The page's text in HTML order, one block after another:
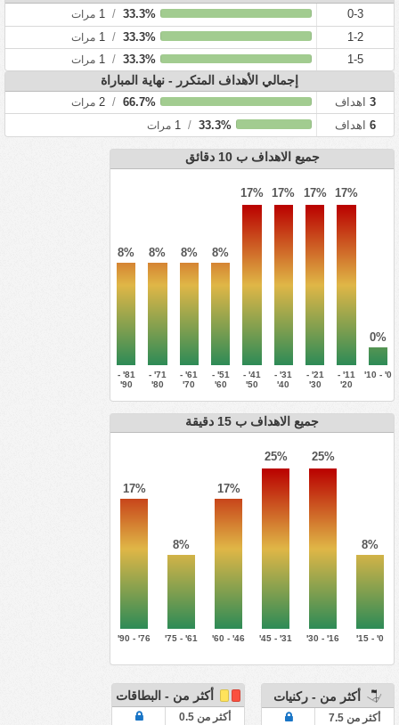
0-3
33.3%
/
1 مرات
1-2
33.3%
/
1 مرات
1-5
33.3%
/
1 مرات
إجمالي الأهداف المتكرر - نهاية المباراة
3 اهداف 66.7%
/
2 مرات
6 اهداف 33.3%
/ مرات
جميع الاهداف ب 10 دقائق
8% 8% 8% 8%
17% 17% 17% 17%
0%
81' -
90'
71' -
80'
61' -
70'
51' -
60'
41' -
50'
31' -
40'
21' -
30'
11' -
20'
0' - 10'
جميع الاهداف ب 15 دقيقة
17%
8%
17%
25% 25%
8%
76' - 90' 61' - 75' 46' - 60' 31' - 45' 16' - 30' 0' - 15'
أكثر من - ركنيات
أكثر من 7.5
أكثر من - البطاقات
أكثر من 0.5